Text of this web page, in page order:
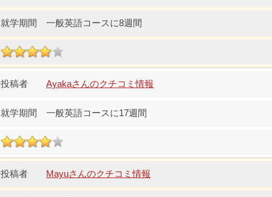
一般英語コースに8週間
Ayakaさんのクチコミ情報
一般英語コースに17週間
Mayuさんのクチコミ情報